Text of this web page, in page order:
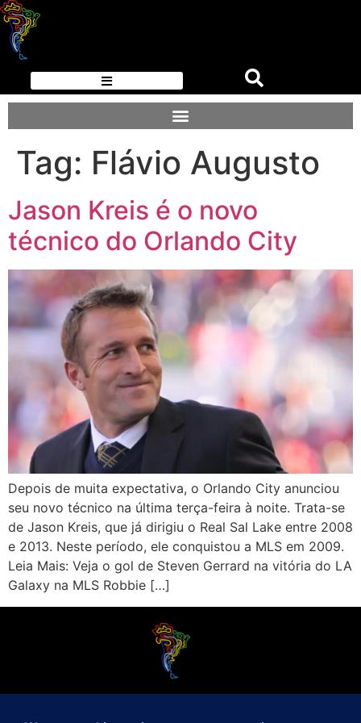
Tag: Flávio Augusto
Jason Kreis é o novo
técnico do Orlando City
Depois de muita expectativa, o Orlando City anunciou
seu novo técnico na última terça-feira à noite. Trata-se
de Jason Kreis, que já dirigiu o Real Sal Lake entre 2008
e 2013. Neste período, ele conquistou a MLS em 2009.
Leia Mais: Veja o gol de Steven Gerrard na vitória do LA
Galaxy na MLS Robbie […]